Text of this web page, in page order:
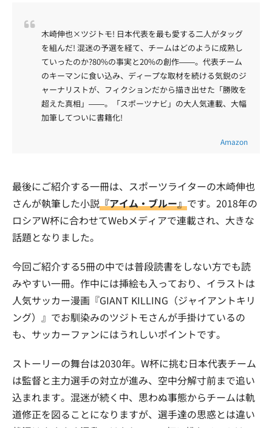
木崎伸也×ツジトモ! 日本代表を最も愛する二人がタッグ
を組んだ! 混迷の予選を経て、チームはどのように成熟し
ていったのか?80%の事実と20%の創作――。代表チーム
のキーマンに食い込み、ディープな取材を続ける気鋭のジ
ャーナリストが、フィクションだから描き出せた「勝敗を
超えた真相」――。「スポーツナビ」の大人気連載、大幅
加筆してついに書籍化!
Amazon
最後にご紹介する一冊は、スポーツライターの木崎伸也
さんが執筆した小説『アイム・ブルー』です。2018年の
ロシアW杯に合わせてWebメディアで連載され、大きな
話題となりました。
今回ご紹介する5冊の中では普段読書をしない方でも読
みやすい一冊。作中には挿絵も入っており、イラストは
人気サッカー漫画『GIANT KILLING（ジャイアントキリ
ング）』でお馴染みのツジトモさんが手掛けているの
も、サッカーファンにはうれしいポイントです。
ストーリーの舞台は2030年。W杯に挑む日本代表チーム
は監督と主力選手の対立が進み、空中分解寸前まで追い
込まれます。混迷が続く中、思わぬ事態からチームは軌
道修正を図ることになりますが、選手達の思惑とは違い